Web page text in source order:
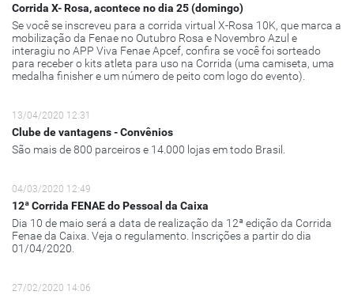
Corrida X- Rosa, acontece no dia 25 (domingo)
Se você se inscreveu para a corrida virtual X-Rosa 10K, que marca a
mobilização da Fenae no Outubro Rosa e Novembro Azul e
interagiu no APP Viva Fenae Apcef, confira se você foi sorteado
para receber o kits atleta para uso na Corrida (uma camiseta, uma
medalha finisher e um número de peito com logo do evento).
13/04/2020 12:31
Clube de vantagens - Convênios
São mais de 800 parceiros e 14.000 lojas em todo Brasil.
04/03/2020 12:49
12ª Corrida FENAE do Pessoal da Caixa
Dia 10 de maio será a data de realização da 12ª edição da Corrida
Fenae da Caixa. Veja o regulamento. Inscrições a partir do dia
01/04/2020.
27/02/2020 14:06